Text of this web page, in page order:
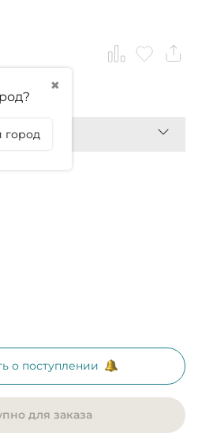
✖
город
о поступлении
для заказа